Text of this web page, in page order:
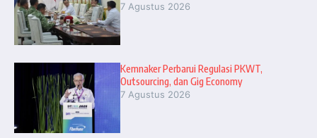
7 Agustus 2026
Kemnaker Perbarui Regulasi PKWT,
Outsourcing, dan Gig Economy
7 Agustus 2026